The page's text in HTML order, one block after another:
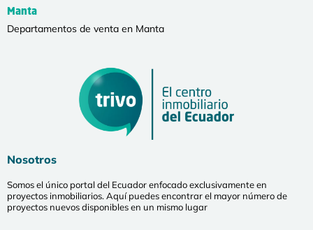
Manta
Departamentos de venta en Manta
Nosotros
Somos el único portal del Ecuador enfocado exclusivamente en
proyectos inmobiliarios. Aquí puedes encontrar el mayor número de
proyectos nuevos disponibles en un mismo lugar